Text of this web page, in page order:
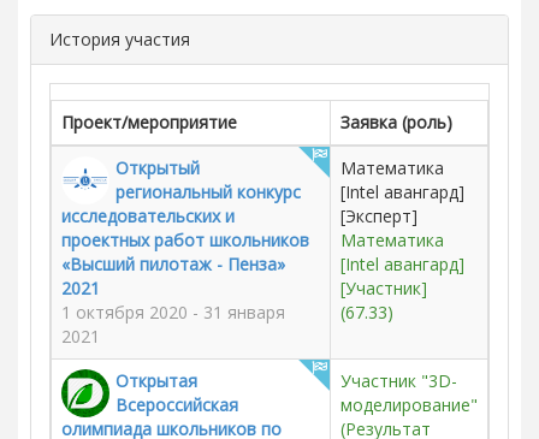
История участия
Проект/мероприятие
Заявка (роль)
Открытый
региональный конкурс
исследовательских и
проектных работ школьников
«Высший пилотаж - Пенза»
2021
1 октября 2020 - 31 января
2021
Математика
[Intel авангард]
[Эксперт]
Математика
[Intel авангард]
[Участник]
(67.33)
Открытая
Всероссийская
олимпиада школьников по
Участник "3D-
моделирование"
(Результат